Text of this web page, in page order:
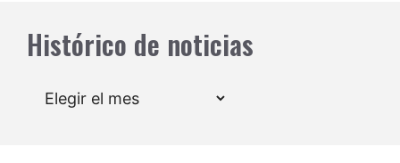
Histórico de noticias
Archivos